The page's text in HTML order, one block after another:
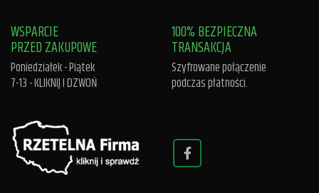
WSPARCIE
PRZED ZAKUPOWE
Poniedziałek - Piątek
7-13 -KLIKNIJ I DZWOŃ
100% BEZPIECZNA
TRANSAKCJA
Szyfrowane połączenie
podczas płatności.